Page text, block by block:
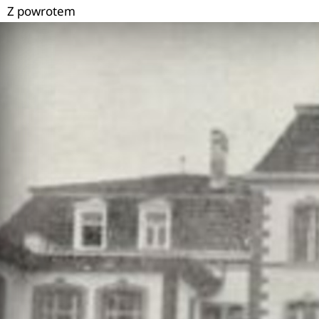
Z powrotem